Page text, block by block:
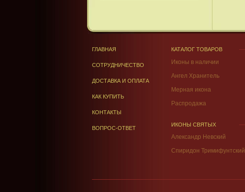
ГЛАВНАЯ
СОТРУДНИЧЕСТВО
ДОСТАВКА И ОПЛАТА
КАК КУПИТЬ
КОНТАКТЫ
ВОПРОС-ОТВЕТ
КАТАЛОГ ТОВАРОВ
Иконы в наличии
Ангел Хранитель
Мерная икона
Распродажа
ИКОНЫ СВЯТЫХ
Александр Невский
Спиридон Тримифунтский